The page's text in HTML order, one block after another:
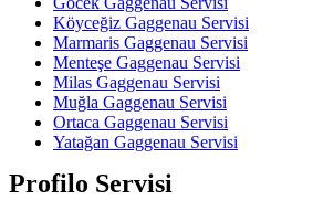
Köyceğiz Gaggenau Servisi
Marmaris Gaggenau Servisi
Menteşe Gaggenau Servisi
Milas Gaggenau Servisi
Muğla Gaggenau Servisi
Ortaca Gaggenau Servisi
Yatağan Gaggenau Servisi
Profilo Servisi